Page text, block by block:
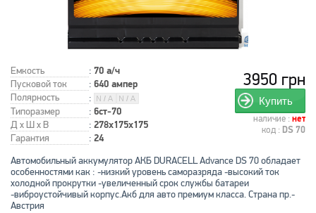
Емкость : 70 а/ч
Пусковой ток : 640 ампер
Полярность
:
Типоразмер
: 6ст-70
Д x Ш x В : 278x175x175
Гарантия : 24
3950 грн
Купить
наличие : нет
код : DS 70
Автомобильный аккумулятор АКБ DURACELL Advance DS 70 обладает
особенностями как : -низкий уровень саморазряда -высокий ток
холодной прокрутки -увеличенный срок службы батареи
-виброустойчивый корпус.Акб для авто премиум класса. Страна пр.-
Австрия